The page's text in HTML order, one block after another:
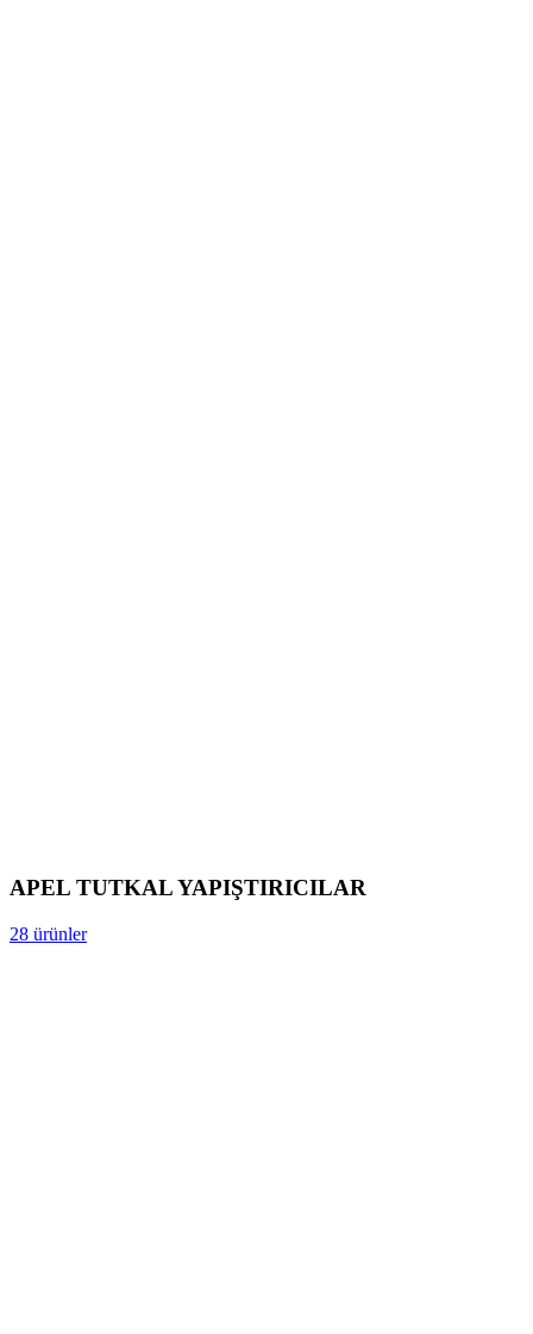
APEL TUTKAL YAPIŞTIRICILAR
28 ürünler